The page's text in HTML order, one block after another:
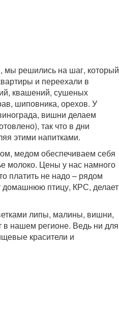
мы решились на шаг, который
и переехали в
квашений, сушеных
шиповника, орехов. У
вишни делаем
так что в дни
этими напитками.
медом обеспечиваем себя
молоко. Цены у нас намного
платить не надо – рядом
домашнюю птицу, КРС, делает
липы, малины, вишни,
нашем регионе. Ведь ни для
красители и